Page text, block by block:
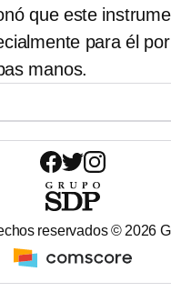
que este
para él
manos.
reservados © 2026